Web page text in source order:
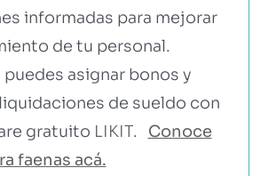
informadas para mejorar
de tu personal.
puedes asignar bonos y
de sueldo con
gratuito LIKIT. Conoce
faenas acá.